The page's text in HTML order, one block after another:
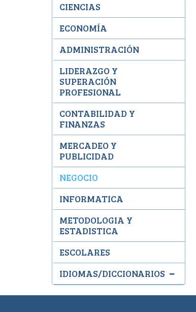
CIENCIAS
ECONOMÍA
ADMINISTRACIÓN
LIDERAZGO Y
SUPERACIÓN
PROFESIONAL
CONTABILIDAD Y
FINANZAS
MERCADEO Y
PUBLICIDAD
NEGOCIO
INFORMATICA
METODOLOGIA Y
ESTADISTICA
ESCOLARES
IDIOMAS/DICCIONARIOS